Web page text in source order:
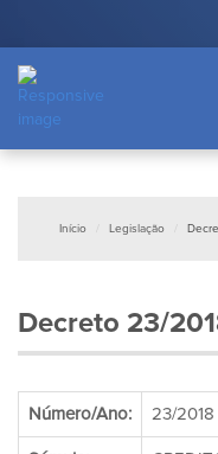
Início Legislação
Decreto 23/
Número/Ano: 23/2018